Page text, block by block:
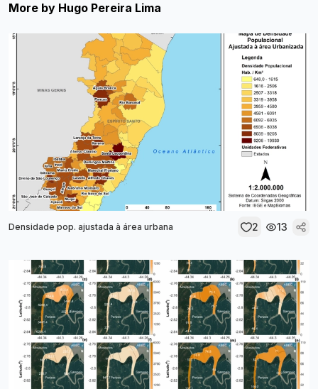
More by Hugo Pereira Lima
Densidade pop. ajustada à área urbana 2 13